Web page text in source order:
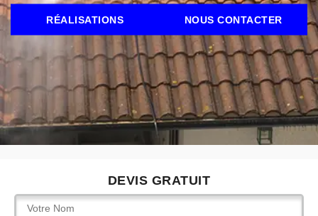
RÉALISATIONS NOUS CONTACTER
DEVIS GRATUIT